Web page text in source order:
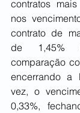
contratos
nos
contrato de
de 1,45%
comparação
encerrando a
vez, o
0,33%,